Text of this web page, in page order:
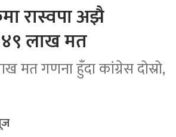
रास्वपा अझै
४९ लाख मत
मत गणना हुँदा कांग्रेस दोस्रो,